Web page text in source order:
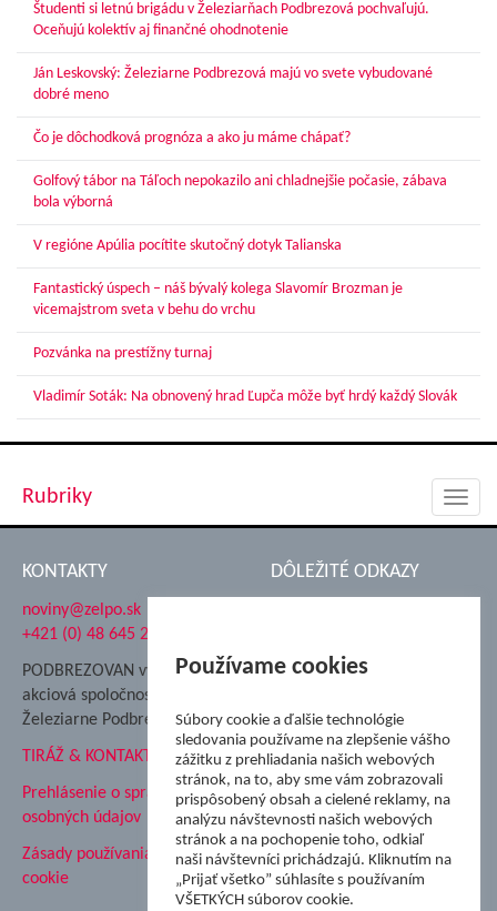
Študenti si letnú brigádu v Železiarňach Podbrezová pochvaľujú.
Oceňujú kolektív aj finančné ohodnotenie
Ján Leskovský: Železiarne Podbrezová majú vo svete vybudované
dobré meno
Čo je dôchodková prognóza a ako ju máme chápať?
Golfový tábor na Táľoch nepokazilo ani chladnejšie počasie, zábava
bola výborná
V regióne Apúlia pocítite skutočný dotyk Talianska
Fantastický úspech – náš bývalý kolega Slavomír Brozman je
vicemajstrom sveta v behu do vrchu
Pozvánka na prestížny turnaj
Vladimír Soták: Na obnovený hrad Ľupča môže byť hrdý každý Slovák
Rubriky
KONTAKTY
noviny@zelpo.sk
+421 (0) 48 645 2711
PODBREZOVAN vydáva
akciová spoločnosť
Železiarne Podbrezová
TIRÁŽ & KONTAKT
Prehlásenie o spracovaní
osobných údajov
Zásady používania súborov
cookie
DÔLEŽITÉ ODKAZY
Nadácia Železiarne
ŽP Informatika s.r.o.
ŠK Železiarne Podbrezová
Tále a.s.
Používame cookies
Súbory cookie a ďalšie technológie
sledovania používame na zlepšenie vášho
zážitku z prehliadania našich webových
stránok, na to, aby sme vám zobrazovali
prispôsobený obsah a cielené reklamy, na
analýzu návštevnosti našich webových
stránok a na pochopenie toho, odkiaľ
naši návštevníci prichádzajú. Kliknutím na
„Prijať všetko” súhlasíte s používaním
VŠETKÝCH súborov cookie.